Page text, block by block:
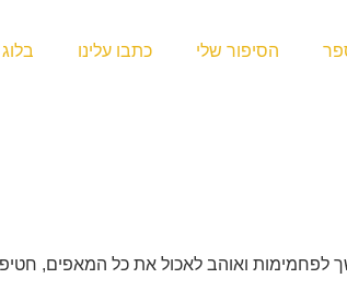
הסיפור שלי כתבו עלינו בלוג
ואוהב לאכול את כל המאפים,